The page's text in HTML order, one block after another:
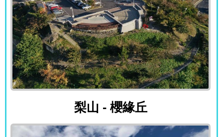
梨山 - 櫻緣丘
梨山 - 櫻緣丘